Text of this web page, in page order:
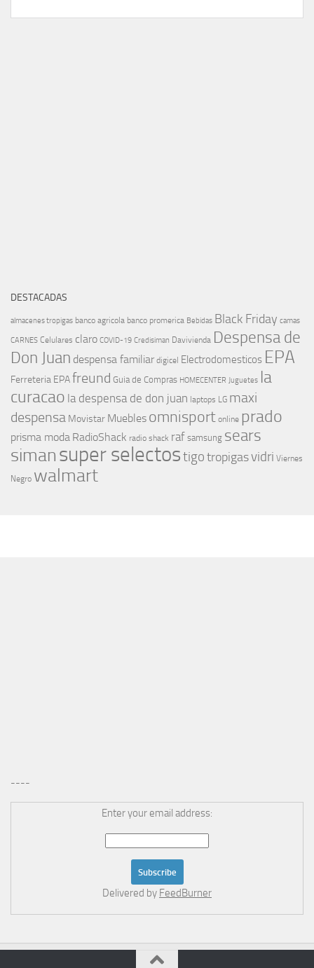
DESTACADAS
almacenes tropigas banco agricola banco promerica Bebidas Black Friday camas
CARNES Celulares claro COVID-19 Credisiman Davivienda Despensa de
Don Juan despensa familiar digicel Electrodomesticos EPA
Ferreteria EPAfreund Guia de Compras HOMECENTER Juguetes la
curacao la despensa de don juan laptops LG maxi
despensa Movistar Muebles omnisport online prado
prisma moda RadioShack radio shack raf samsung sears
simansuper selectostigotropigasvidri Viernes
Negro walmart
----
Enter your email address:
Delivered by FeedBurner